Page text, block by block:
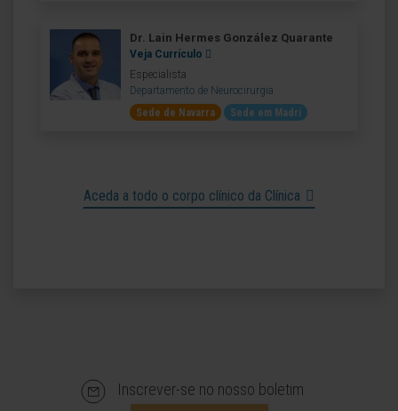
Dr. Lain Hermes González Quarante
Veja Currículo
Especialista
Departamento de Neurocirurgia
Sede de Navarra
Sede em Madri
Aceda a todo o corpo clínico da Clínica
Inscrever-se no nosso boletim